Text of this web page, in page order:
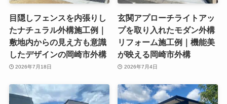
目隠しフェンスを内張りし
たナチュラル外構施工例｜
敷地内からの見え方も意識
したデザインの岡崎市外構
2026年7月18日
玄関アプローチライトアッ
プを取り入れたモダン外構
リフォーム施工例｜機能美
が映える岡崎市外構
2026年7月4日